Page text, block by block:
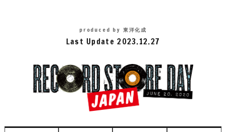
produced by 東洋化成
Last Update 2023.12.27